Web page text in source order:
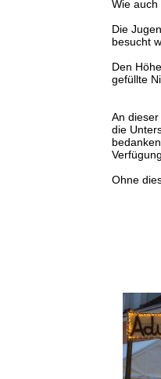
Wie
Die
besucht
Den
gefüllte
An
die
Ohne